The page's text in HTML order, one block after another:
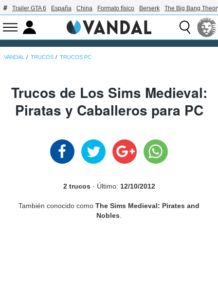
Trailer GTA 6 España China Formato físico Berserk The Big Bang
VANDAL TRUCOS TRUCOS PC
Trucos de Los Sims Medieval:
Piratas y Caballeros para PC
2 trucos · Último: 12/10/2012
También conocido como The Sims Medieval: Pirates and
Nobles